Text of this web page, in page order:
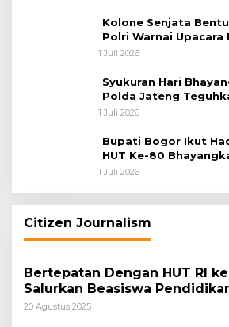
Kolone Senjata
Polri Warnai Upacara
ke-80
1 Juli 2026
Syukuran Hari
Polda Jateng
Pengabdian dan
1 Juli 2026
Bupati Bogor Ikut
HUT Ke-80
dan Pemkab Bogor
1 Juli 2026
Citizen Journalism
Bertepatan Dengan HUT RI
Salurkan Beasiswa
Pelajar
20 Agustus 2025